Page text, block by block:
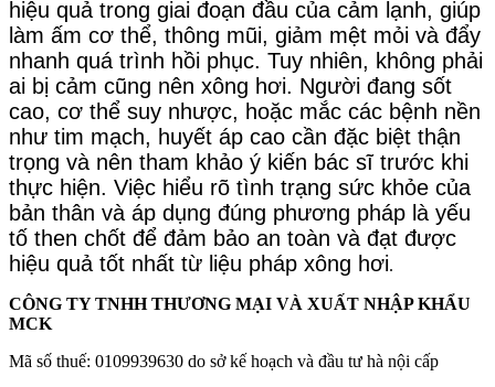
hiệu quả trong giai đoạn đầu của cảm lạnh, giúp
làm ấm cơ thể, thông mũi, giảm mệt mỏi và đẩy
nhanh quá trình hồi phục. Tuy nhiên, không phải
ai bị cảm cũng nên xông hơi. Người đang sốt
cao, cơ thể suy nhược, hoặc mắc các bệnh nền
như tim mạch, huyết áp cao cần đặc biệt thận
trọng và nên tham khảo ý kiến bác sĩ trước khi
thực hiện. Việc hiểu rõ tình trạng sức khỏe của
bản thân và áp dụng đúng phương pháp là yếu
tố then chốt để đảm bảo an toàn và đạt được
hiệu quả tốt nhất từ liệu pháp xông hơi.
CÔNG TY TNHH THƯƠNG MẠI VÀ XUẤT NHẬP KHẨU
MCK
Mã số thuế: 0109939630 do sở kế hoạch và đầu tư hà nội cấp